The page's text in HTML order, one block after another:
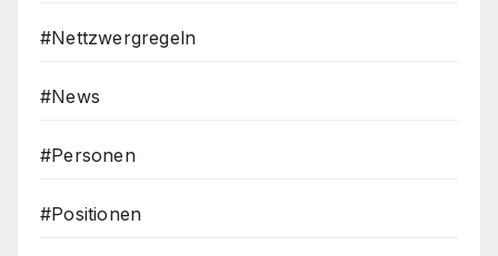
#Nettzwergregeln
#News
#Personen
#Positionen